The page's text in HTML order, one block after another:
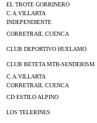
EL TROTE GORRINERO
C.A.VILLARTA
INDEPENDIENTE
CORRETRAIL CUENCA
CLUB DEPORTIVO HUELAMO
CLUB BETETA MTB-SENDERISM
C.A.VILLARTA
CORRETRAIL CUENCA
CD ESTILO ALPINO
LOS TELERINES